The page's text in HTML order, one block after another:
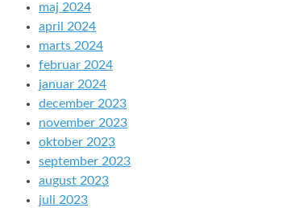
maj 2024
april 2024
marts 2024
februar 2024
januar 2024
december 2023
november 2023
oktober 2023
september 2023
august 2023
juli 2023